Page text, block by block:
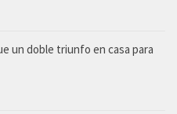
un doble triunfo en casa para